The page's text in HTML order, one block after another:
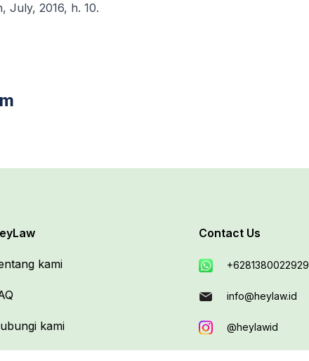
July, 2016, h. 10.
kami
kami
& ketentuan
Contact Us
+6281380022929
info@heylaw.id
@heylawid